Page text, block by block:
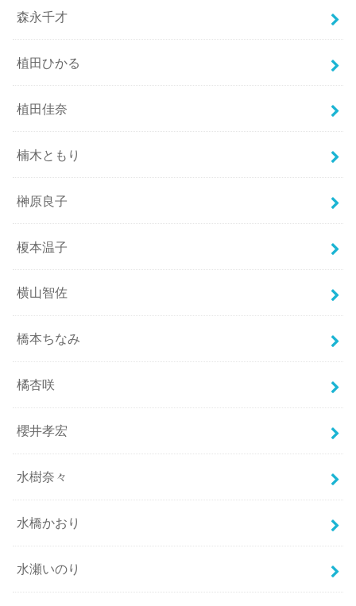
森永千才
植田ひかる
植田佳奈
楠木ともり
榊原良子
榎本温子
横山智佐
橋本ちなみ
橘杏咲
櫻井孝宏
水樹奈々
水橋かおり
水瀬いのり